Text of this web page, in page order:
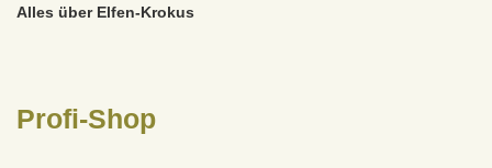
Alles über Elfen-Krokus
Profi-Shop